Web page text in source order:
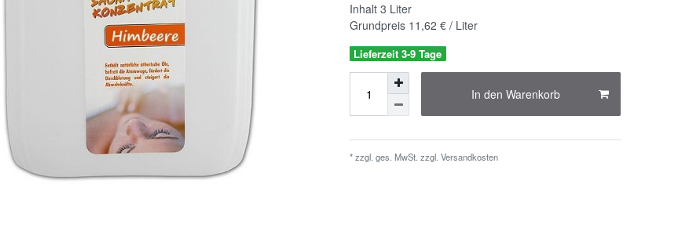
Inhalt 3 Liter
Grundpreis 11,62 € / Liter
Lieferzeit 3-9 Tage
In den Warenkorb
* zzgl. ges. MwSt. zzgl. Versandkosten